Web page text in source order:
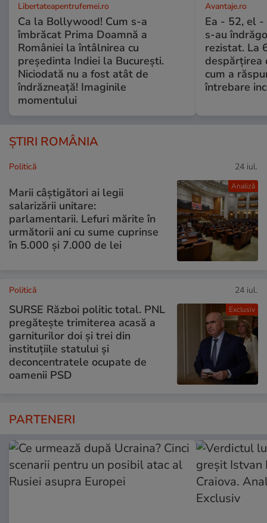
Libertateapentrufemei.ro
Ca la Bollywood! Cum s-a
îmbrăcat Prima Doamnă a
României la întâlnirea cu
președinta Indiei la București.
Niciodată nu a fost atât de
îndrăzneață! Imaginile
momentului
Avantaje.ro
Ea - 52, el -
s-au
rezistat. La
despărțirea
cum a
întrebare
ȘTIRI ROMÂNIA
Analiză
Politică 24 iul.
Marii câștigători ai legii
salarizării unitare:
parlamentarii. Lefuri mărite în
următorii ani cu sume cuprinse
în 5.000 și 7.000 de lei
Exclusiv
Politică 24 iul.
SURSE Război politic total. PNL
pregătește trimiterea acasă a
garniturilor doi și trei din
instituțiile statului și
deconcentratele ocupate de
oamenii PSD
PARTENERI